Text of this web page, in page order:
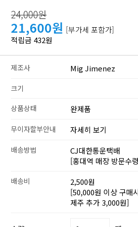
24,000원
21,600원 [부가세 포함가]
적립금 432원
제조사 Mig Jimenez
크기
상품상태
완제품
무이자할부안내 자세히 보기
배송방법
CJ대한통운택배
[홍대역 매장 방문수
배송비
2,500원
[50,000원 이상 구매
제주 추가 3,000원]